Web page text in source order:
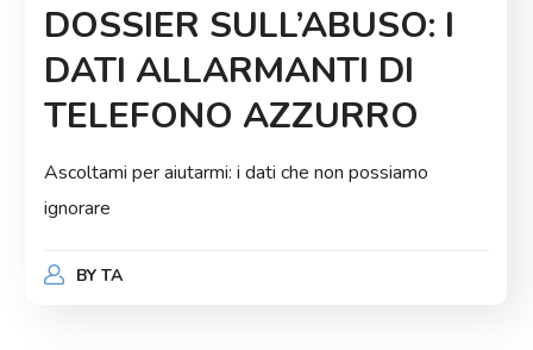
DOSSIER SULL’ABUSO: I
DATI ALLARMANTI DI
TELEFONO AZZURRO
Ascoltami per aiutarmi: i dati che non possiamo
ignorare
BY TA